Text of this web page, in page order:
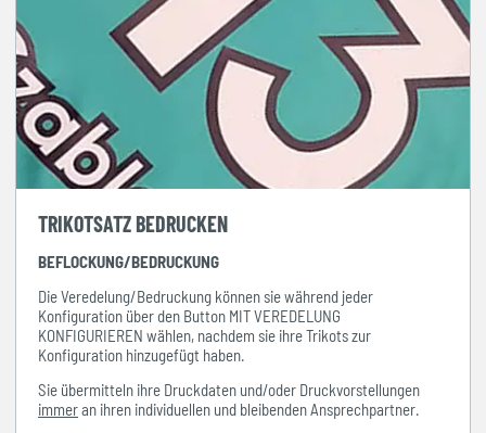
TRIKOTSATZ BEDRUCKEN
BEFLOCKUNG/BEDRUCKUNG
Die Veredelung/Bedruckung können sie während jeder
Konfiguration über den Button MIT VEREDELUNG
KONFIGURIEREN wählen, nachdem sie ihre Trikots zur
Konfiguration hinzugefügt haben.
Sie übermitteln ihre Druckdaten und/oder Druckvorstellungen
immeran ihren individuellen und bleibenden Ansprechpartner.